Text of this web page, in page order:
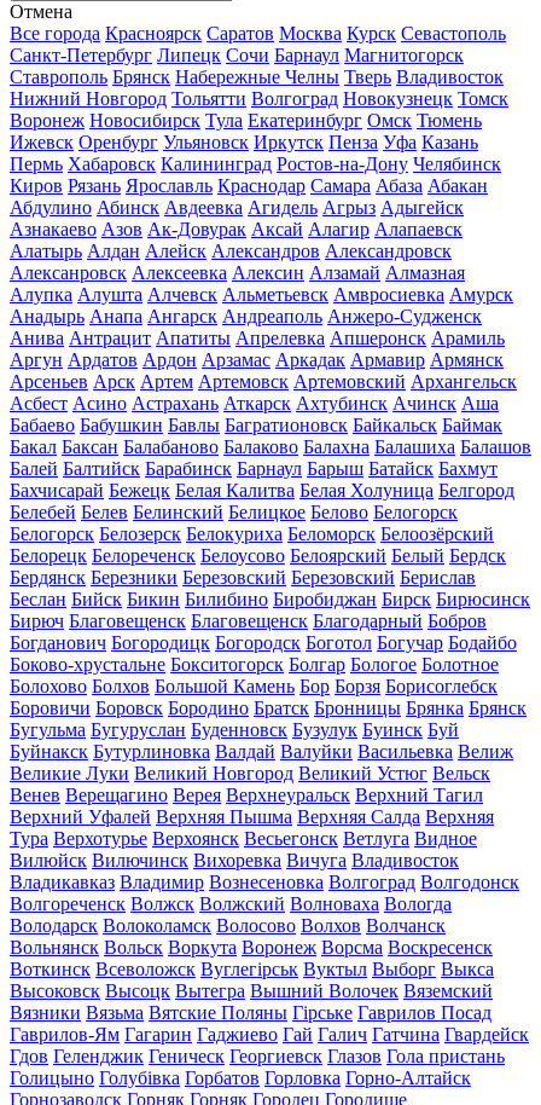
Отмена
Все города Красноярск Саратов Москва Курск Севастополь
Санкт-Петербург Липецк Сочи Барнаул Магнитогорск
Ставрополь Брянск Набережные Челны Тверь Владивосток
Нижний Новгород Тольятти Волгоград Новокузнецк Томск
Воронеж Новосибирск Тула Екатеринбург Омск Тюмень
Ижевск Оренбург Ульяновск Иркутск Пенза Уфа Казань
Пермь Хабаровск Калининград Ростов-на-Дону Челябинск
Киров Рязань Ярославль Краснодар Самара Абаза Абакан
Абдулино Абинск Авдеевка Агидель Агрыз Адыгейск
Азнакаево Азов Ак-Довурак Аксай Алагир Алапаевск
Алатырь Алдан Алейск Александров Александровск
Алексанровск Алексеевка Алексин Алзамай Алмазная
Алупка Алушта Алчевск Альметьевск Амвросиевка Амурск
Анадырь Анапа Ангарск Андреаполь Анжеро-Судженск
Анива Антрацит Апатиты Апрелевка Апшеронск Арамиль
Аргун Ардатов Ардон Арзамас Аркадак Армавир Армянск
Арсеньев Арск Артем Артемовск Артемовский Архангельск
Асбест Асино Астрахань Аткарск Ахтубинск Ачинск Аша
Бабаево Бабушкин Бавлы Багратионовск Байкальск Баймак
Бакал Баксан Балабаново Балаково Балахна Балашиха Балашов
Балей Балтийск Барабинск Барнаул Барыш Батайск Бахмут
Бахчисарай Бежецк Белая Калитва Белая Холуница Белгород
Белебей Белев Белинский Белицкое Белово Белогорск
Белогорск Белозерск Белокуриха Беломорск Белоозёрский
Белорецк Белореченск Белоусово Белоярский Белый Бердск
Бердянск Березники Березовский Березовский Берислав
Беслан Бийск Бикин Билибино Биробиджан Бирск Бирюсинск
Бирюч Благовещенск Благовещенск Благодарный Бобров
Богданович Богородицк Богородск Боготол Богучар Бодайбо
Боково-хрустальне Бокситогорск Болгар Бологое Болотное
Болохово Болхов Большой Камень Бор Борзя Борисоглебск
Боровичи Боровск Бородино Братск Бронницы Брянка Брянск
Бугульма Бугуруслан Буденновск Бузулук Буинск Буй
Буйнакск Бутурлиновка Валдай Валуйки Васильевка Велиж
Великие Луки Великий Новгород Великий Устюг Вельск
Венев Верещагино Верея Верхнеуральск Верхний Тагил
Верхний Уфалей Верхняя Пышма Верхняя Салда Верхняя
Тура Верхотурье Верхоянск Весьегонск Ветлуга Видное
Вилюйск Вилючинск Вихоревка Вичуга Владивосток
Владикавказ Владимир Вознесеновка Волгоград Волгодонск
Волгореченск Волжск Волжский Волноваха Вологда
Володарск Волоколамск Волосово Волхов Волчанск
Вольнянск Вольск Воркута Воронеж Ворсма Воскресенск
Воткинск Всеволожск Вуглегірськ Вуктыл Выборг Выкса
Высоковск Высоцк Вытегра Вышний Волочек Вяземский
Вязники Вязьма Вятские Поляны Гірське Гаврилов Посад
Гаврилов-Ям Гагарин Гаджиево Гай Галич Гатчина Гвардейск
Гдов Геленджик Геническ Георгиевск Глазов Гола пристань
Голицыно Голубівка Горбатов Горловка Горно-Алтайск
Горнозаводск Горняк Горняк Городец Городище